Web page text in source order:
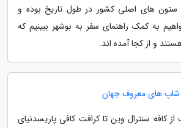
ستون های اصلی کشور در طول تاریخ بوده و
به کمک راهنمای سفر به بوشهر ببینیم که
و از کجا آمده اند.
شاپ های معروف جهان
کافه سنترال وین تا کرافت کافی پاریسدنیای